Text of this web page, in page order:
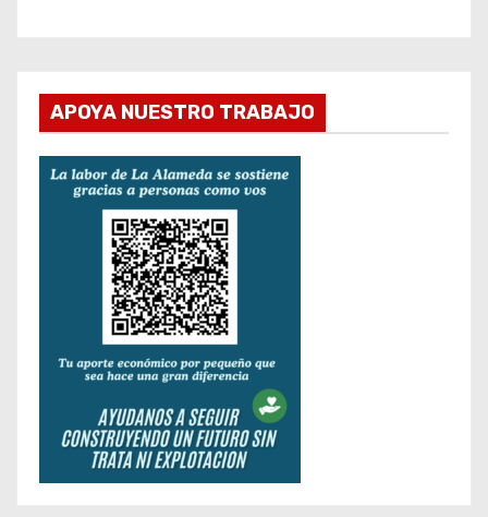
APOYA NUESTRO TRABAJO